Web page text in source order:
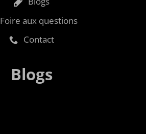
Foire aux questions
Contact
Blogs